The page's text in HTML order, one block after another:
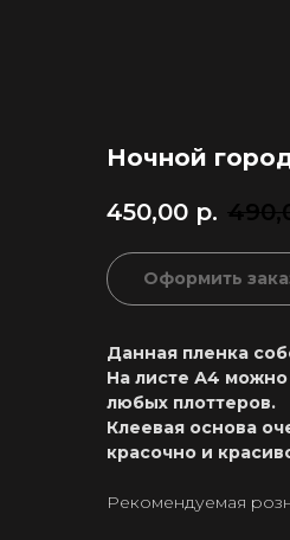
Ночной
450,00 р.
Оформить
Данная пленка
На листе А4
любых плоттеров.
Клеевая основа
красочно и
Рекомендуемая